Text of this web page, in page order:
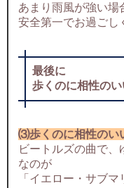
あまり雨風が強い場
安全第一でお過ごし
最後に
歩くのに相性の
⑶歩くのに相性のい
ビートルズの曲で、
なのが
「イエロー・サブ